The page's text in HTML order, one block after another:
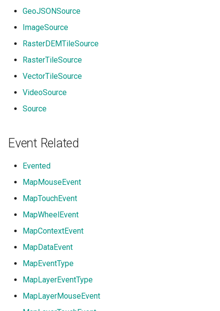
GeoJSONSource
ImageSource
RasterDEMTileSource
RasterTileSource
VectorTileSource
VideoSource
Source
Event Related
Evented
MapMouseEvent
MapTouchEvent
MapWheelEvent
MapContextEvent
MapDataEvent
MapEventType
MapLayerEventType
MapLayerMouseEvent